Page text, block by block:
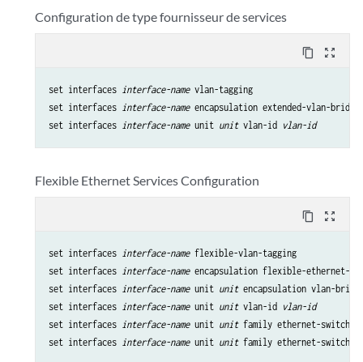
Configuration de type fournisseur de services
content_copy zoom_out_map
set interfaces interface-name vlan-tagging
set interfaces interface-name encapsulation extended-vlan-bridge
set interfaces interface-name unit unit vlan-id vlan-id
Flexible Ethernet Services Configuration
content_copy zoom_out_map
set interfaces interface-name flexible-vlan-tagging
set interfaces interface-name encapsulation flexible-ethernet-
set interfaces interface-name unit unit encapsulation vlan-
set interfaces interface-name unit unit vlan-id vlan-id
set interfaces interface-name unit unit family ethernet-
set interfaces interface-name unit unit family ethernet-